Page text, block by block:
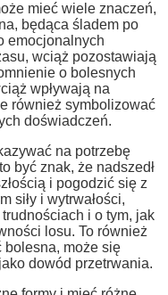
mieć wiele znaczeń,
będąca śladem po
emocjonalnych
wciąż pozostawiają
o bolesnych
wpływają na
również symbolizować
doświadczeń.
na potrzebę
być znak, że nadszedł
i pogodzić się z
siły i wytrwałości,
i o tym, jak
losu. To również
bolesna, może się
dowód przetrwania.